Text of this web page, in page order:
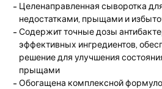
Целенаправленная сыворотка
недостатками, прыщами и
Содержит точные дозы
эффективных ингредиентов,
решение для улучшения
прыщами
Обогащена комплексной